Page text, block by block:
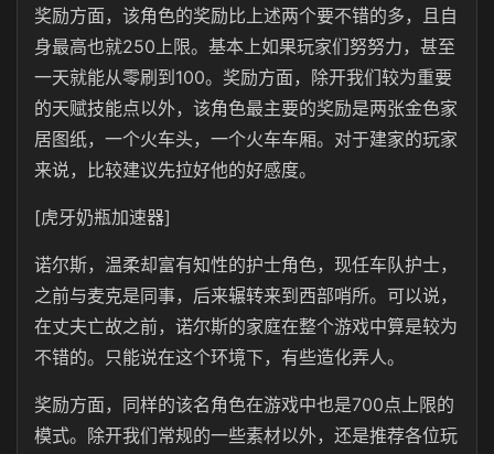
奖励方面，该角色的奖励比上述两个要不错的多，且自
身最高也就250上限。基本上如果玩家们努努力，甚至
一天就能从零刷到100。奖励方面，除开我们较为重要
的天赋技能点以外，该角色最主要的奖励是两张金色家
居图纸，一个火车头，一个火车车厢。对于建家的玩家
来说，比较建议先拉好他的好感度。
[虎牙奶瓶加速器]
诺尔斯，温柔却富有知性的护士角色，现任车队护士，
之前与麦克是同事，后来辗转来到西部哨所。可以说，
在丈夫亡故之前，诺尔斯的家庭在整个游戏中算是较为
不错的。只能说在这个环境下，有些造化弄人。
奖励方面，同样的该名角色在游戏中也是700点上限的
模式。除开我们常规的一些素材以外，还是推荐各位玩